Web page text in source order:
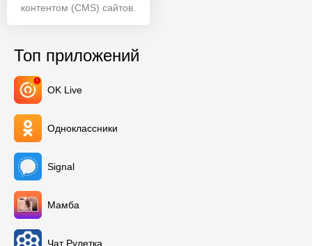
контентом (CMS) сайтов.
Топ приложений
OK Live
Одноклассники
Signal
Мамба
Чат Рулетка